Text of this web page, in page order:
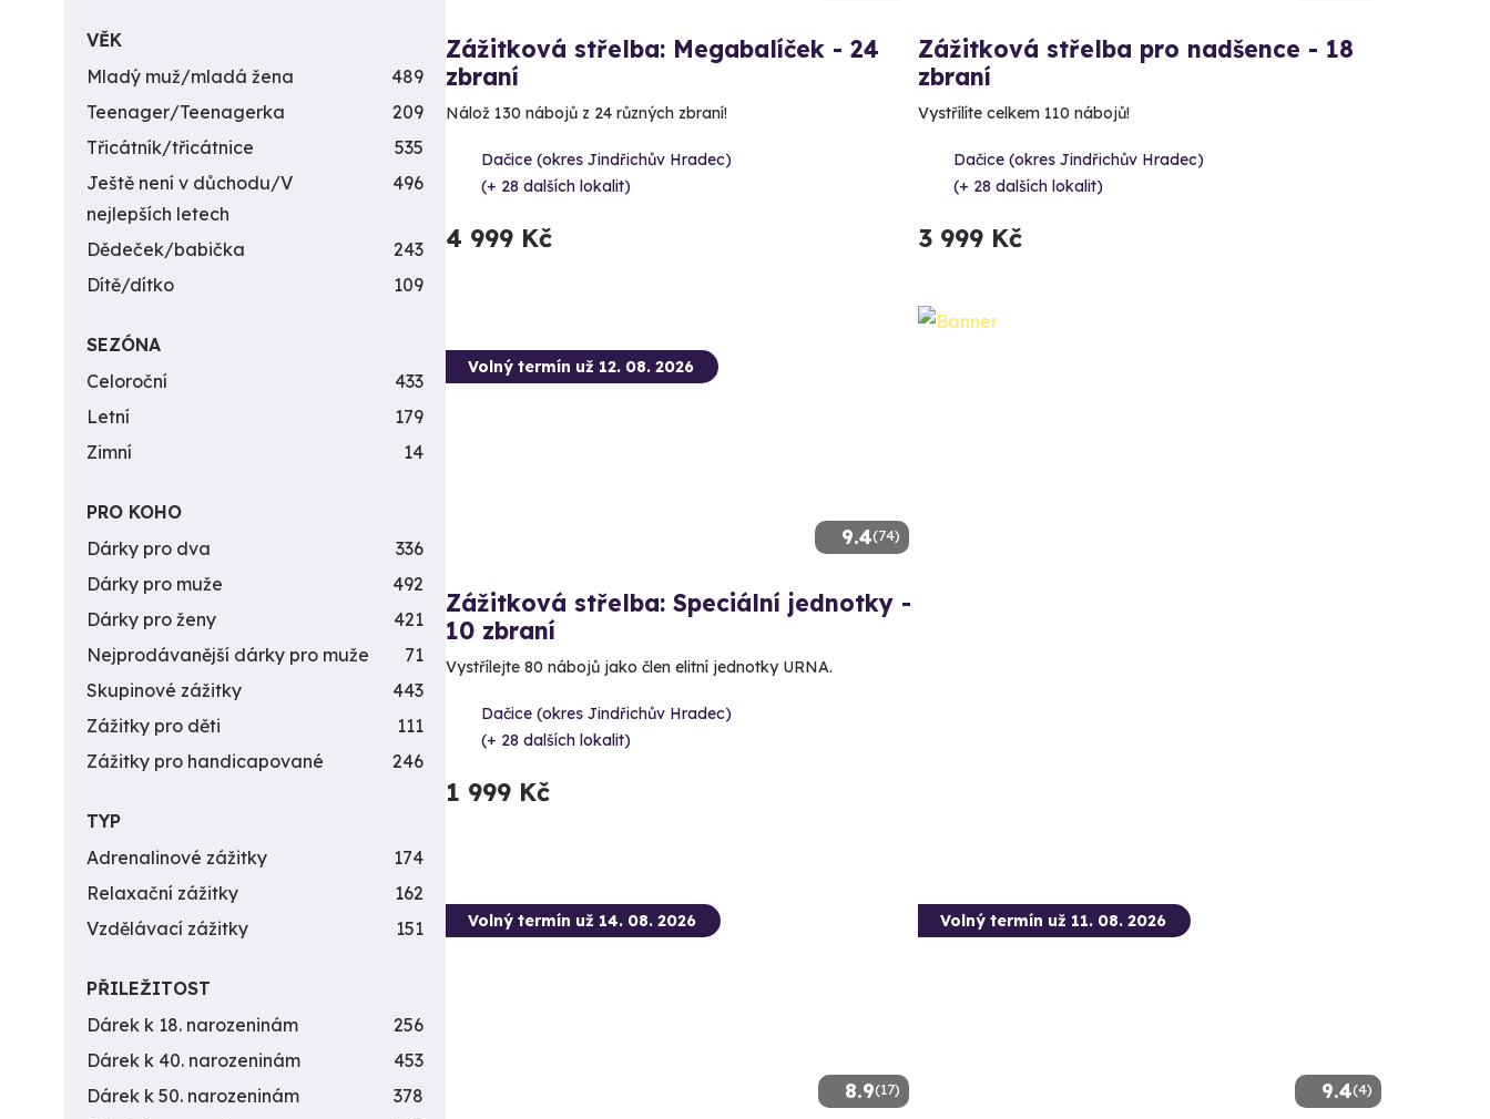
Zážitková střelba: Megabalíček - 24
zbraní
Nálož 130 nábojů z 24 různých zbraní!
Dačice (okres Jindřichův Hradec)
(+ 28 dalších lokalit)
4 999 Kč
Zážitková střelba pro nadšence - 18
zbraní
Vystřílíte celkem 110 nábojů!
Dačice (okres Jindřichův Hradec)
(+ 28 dalších lokalit)
3 999 Kč
9.4(74)
Volný termín už 12. 08. 2026
Zážitková střelba: Speciální jednotky -
10 zbraní
Vystřílejte 80 nábojů jako člen elitní jednotky URNA.
Dačice (okres Jindřichův Hradec)
(+ 28 dalších lokalit)
1 999 Kč
8.9(17)
Volný termín už 14. 08. 2026
9.4(4)
Volný termín už 11. 08. 2026
VĚK
Mladý muž/mladá žena
489
Teenager/Teenagerka
209
Třicátník/třicátnice
535
Ještě není v důchodu/V
nejlepších letech
496
Dědeček/babička
243
Dítě/dítko
109
SEZÓNA
Celoroční
433
Letní
179
Zimní
14
PRO KOHO
Dárky pro dva
336
Dárky pro muže
492
Dárky pro ženy
421
Nejprodávanější dárky pro muže
71
Skupinové zážitky
443
Zážitky pro děti
111
Zážitky pro handicapované
246
TYP
Adrenalinové zážitky
174
Relaxační zážitky
162
Vzdělávací zážitky
151
PŘILEŽITOST
Dárek k 18. narozeninám
256
Dárek k 40. narozeninám
453
Dárek k 50. narozeninám
378